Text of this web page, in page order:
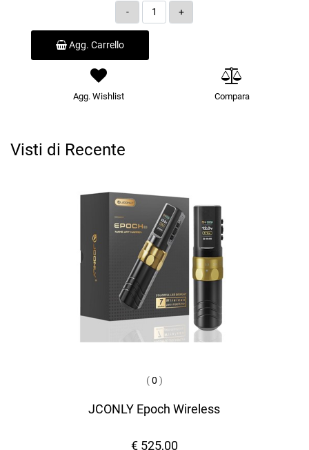
Quantità
Agg. Carrello
Agg. Wishlist Compara
Visti di Recente
(0 )
JCONLY Epoch Wireless
€ 525,00